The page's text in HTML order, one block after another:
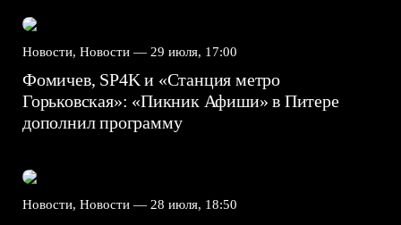
Новости, Новости — 29 июля, 17:00
Фомичев, SP4K и «Станция метро
Горьковская»: «Пикник Афиши» в Питере
дополнил программу
Новости, Новости — 28 июля, 18:50